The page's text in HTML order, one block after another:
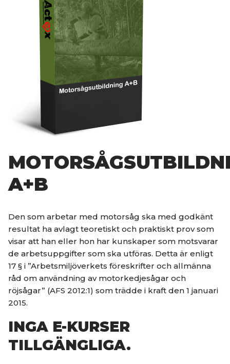
A+B
Den som arbetar med motorsåg ska med godkänt
resultat ha avlagt teoretiskt och praktiskt prov som
visar att han eller hon har kunskaper som motsvarar
de arbetsuppgifter som ska utföras. Detta är enligt
17 § i ”Arbetsmiljöverkets föreskrifter och allmänna
råd om användning av motorkedjesågar och
röjsågar” (AFS 2012:1) som trädde i kraft den 1 januari
2015.
INGA E-KURSER
TILLGÄNGLIGA.